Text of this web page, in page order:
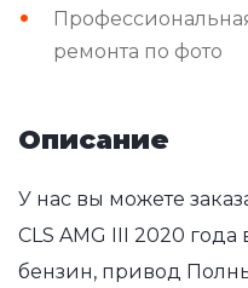
ремонта по фото
Описание
У нас вы можете
CLS AMG III 2020
бензин, привод